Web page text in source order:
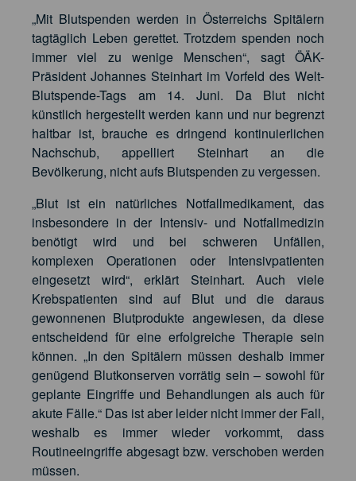
„Mit Blutspenden werden in Österreichs Spitälern
tagtäglich Leben gerettet. Trotzdem spenden noch
immer viel zu wenige Menschen“, sagt ÖÄK-
Präsident Johannes Steinhart im Vorfeld des Welt-
Blutspende-Tags am 14. Juni. Da Blut nicht
künstlich hergestellt werden kann und nur begrenzt
haltbar ist, brauche es dringend kontinuierlichen
Nachschub, appelliert Steinhart an die
Bevölkerung, nicht aufs Blutspenden zu vergessen.
„Blut ist ein natürliches Notfallmedikament, das
insbesondere in der Intensiv- und Notfallmedizin
benötigt wird und bei schweren Unfällen,
komplexen Operationen oder Intensivpatienten
eingesetzt wird“, erklärt Steinhart. Auch viele
Krebspatienten sind auf Blut und die daraus
gewonnenen Blutprodukte angewiesen, da diese
entscheidend für eine erfolgreiche Therapie sein
können. „In den Spitälern müssen deshalb immer
genügend Blutkonserven vorrätig sein – sowohl für
geplante Eingriffe und Behandlungen als auch für
akute Fälle.“ Das ist aber leider nicht immer der Fall,
weshalb es immer wieder vorkommt, dass
Routineeingriffe abgesagt bzw. verschoben werden
müssen.